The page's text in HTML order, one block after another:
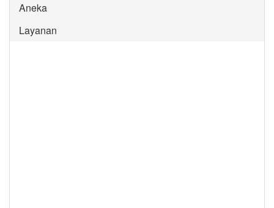
Aneka
Layanan